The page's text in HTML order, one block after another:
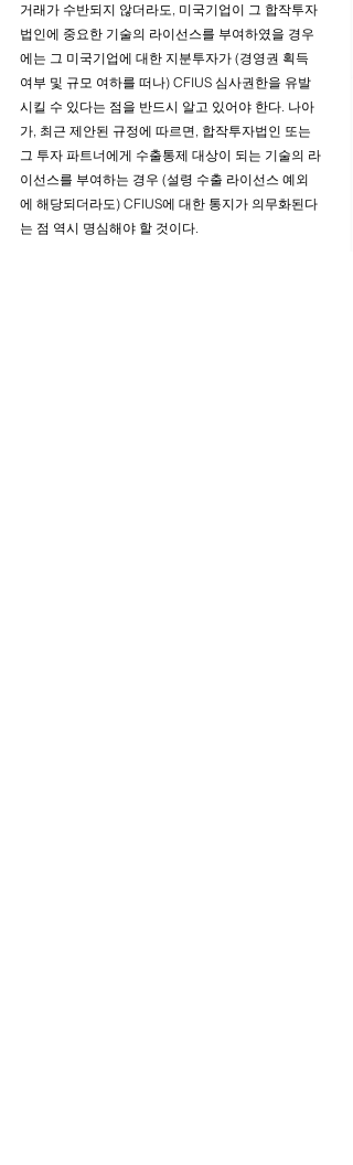
거래가 수반되지 않더라도, 미국기업이 그 합작투자
법인에 중요한 기술의 라이선스를 부여하였을 경우
에는 그 미국기업에 대한 지분투자가 (경영권 획득
여부 및 규모 여하를 떠나) CFIUS 심사권한을 유발
시킬 수 있다는 점을 반드시 알고 있어야 한다. 나아
가, 최근 제안된 규정에 따르면, 합작투자법인 또는
그 투자 파트너에게 수출통제 대상이 되는 기술의 라
이선스를 부여하는 경우 (설령 수출 라이선스 예외
에 해당되더라도) CFIUS에 대한 통지가 의무화된다
는 점 역시 명심해야 할 것이다.